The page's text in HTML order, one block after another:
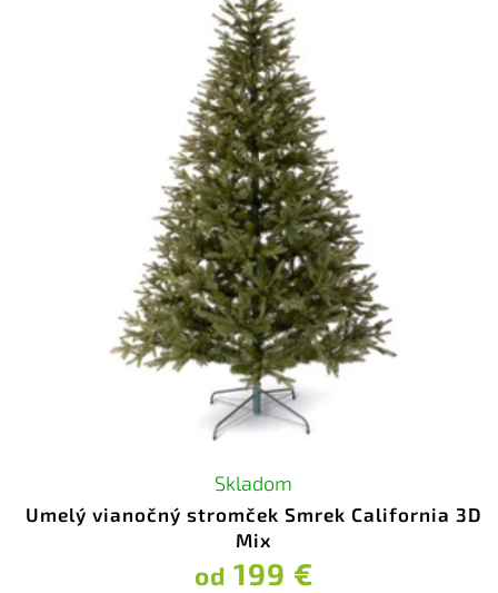
Umelý vianočný stromček Smrek California 3D
Mix
Skladom
od 199 €